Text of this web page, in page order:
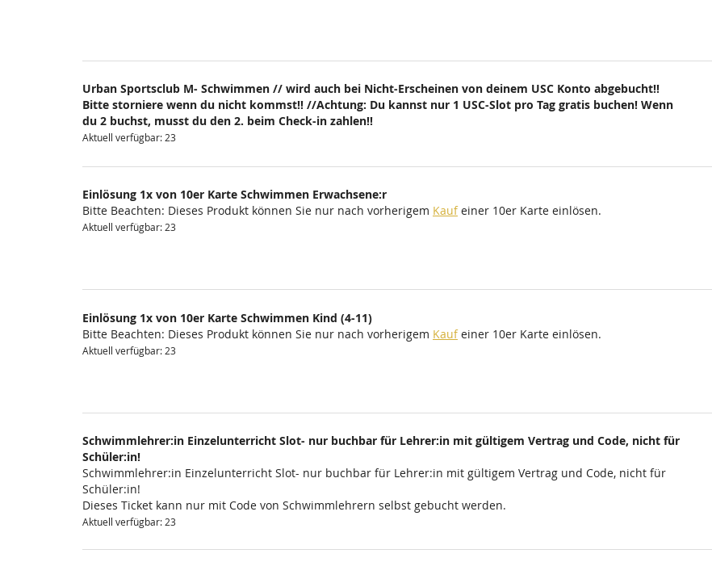
Urban Sportsclub M- Schwimmen // wird auch bei Nicht-Erscheinen von deinem USC Konto abgebucht!!
Bitte storniere wenn du nicht kommst!! //Achtung: Du kannst nur 1 USC-Slot pro Tag gratis buchen! Wenn
du 2 buchst, musst du den 2. beim Check-in zahlen!!
Aktuell verfügbar: 23
Einlösung 1x von 10er Karte Schwimmen Erwachsene:r
Bitte Beachten: Dieses Produkt können Sie nur nach vorherigem Kaufeiner 10er Karte einlösen.
Aktuell verfügbar: 23
Einlösung 1x von 10er Karte Schwimmen Kind (4-11)
Bitte Beachten: Dieses Produkt können Sie nur nach vorherigem Kaufeiner 10er Karte einlösen.
Aktuell verfügbar: 23
Schwimmlehrer:in Einzelunterricht Slot- nur buchbar für Lehrer:in mit gültigem Vertrag und Code, nicht für
Schüler:in!
Schwimmlehrer:in Einzelunterricht Slot- nur buchbar für Lehrer:in mit gültigem Vertrag und Code, nicht für
Schüler:in!
Dieses Ticket kann nur mit Code von Schwimmlehrern selbst gebucht werden.
Aktuell verfügbar: 23